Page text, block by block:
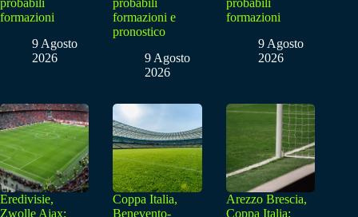
formazioni
9 Agosto
2026
formazioni e
pronostico
9 Agosto
2026
formazioni
9 Agosto
2026
Eredivisie,
Zwolle Ajax:
Coppa Italia,
Benevento-
Arezzo Brescia,
Coppa Italia: